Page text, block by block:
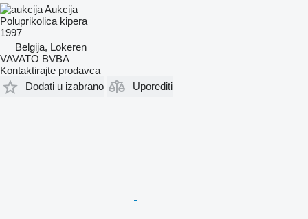
Aukcija
Poluprikolica kipera
1997
Belgija, Lokeren
VAVATO BVBA
Kontaktirajte prodavca
Dodati u izabrano
Uporediti